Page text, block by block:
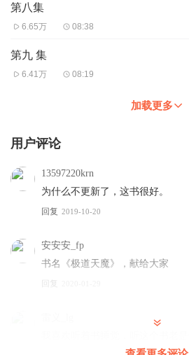
第八集
6.65万 08:38
第九 集
6.41万 08:19
加载更多
用户评论
13597220krn
为什么不更新了，这书很好。
回复 2019-10-20
安安安_fp
书名《极道天魔》，献给大家
回复